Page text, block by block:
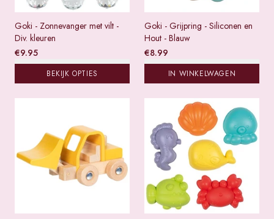
Goki - Zonnevanger met vilt -
Div. kleuren
€9.95
BEKIJK OPTIES
Goki - Grijpring - Siliconen en
Hout - Blauw
€8.99
IN WINKELWAGEN